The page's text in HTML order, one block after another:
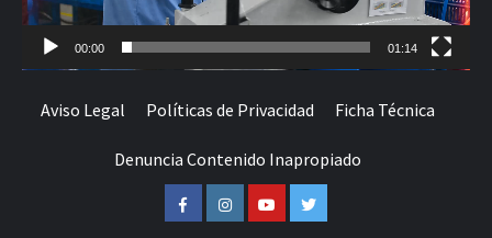
00:00 01:14
Aviso Legal Políticas de Privacidad Ficha Técnica
Denuncia Contenido Inapropiado
FacebookInstagramYoutubeTwitter